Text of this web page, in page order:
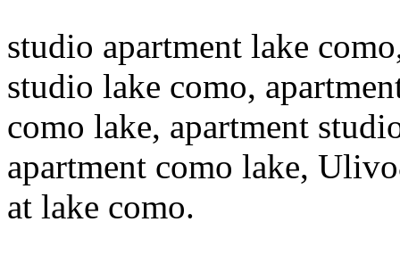
studio apartment lake
studio lake como,
como lake, apartment
apartment como lake,
at lake como.